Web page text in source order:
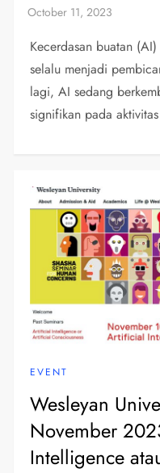
Kecerdasan buatan
selalu menjadi
lagi, AI sedang
signifikan pada
EVENT
Wesleyan
November
Intelligence